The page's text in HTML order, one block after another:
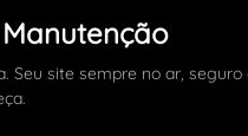
Seu site sempre no ar, seguro